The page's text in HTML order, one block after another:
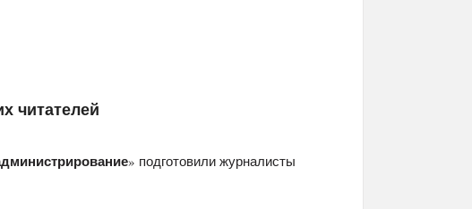
читателей
» подготовили журналисты